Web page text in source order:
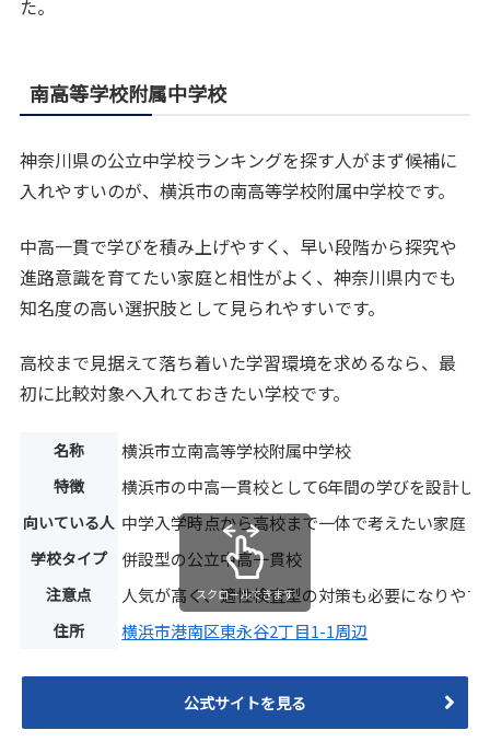
た。
南高等学校附属中学校
神奈川県の公立中学校ランキングを探す人がまず候補に
入れやすいのが、横浜市の南高等学校附属中学校です。
中高一貫で学びを積み上げやすく、早い段階から探究や
進路意識を育てたい家庭と相性がよく、神奈川県内でも
知名度の高い選択肢として見られやすいです。
高校まで見据えて落ち着いた学習環境を求めるなら、最
初に比較対象へ入れておきたい学校です。
名称 横浜市立南高等学校附属中学校
特徴 横浜市の中高一貫校として6年間の学びを設計し
向いている人 中学入学時点から高校まで一体で考えたい家庭
学校タイプ 併設型の公立中高一貫校
注意点 人気が高く、適性検査型の対策も必要になりやす
住所 横浜市港南区東永谷2丁目1-1周辺
スクロールできます
公式サイトを見る